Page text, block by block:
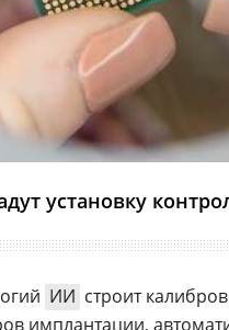
установку
ИИ строит
имплантации,